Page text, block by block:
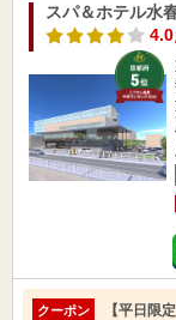
スパ＆ホテル水
4.0
クーポン
【平日限